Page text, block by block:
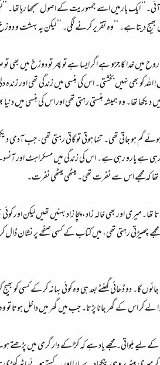
ایک بارمیں اسے جمہوریت کے اصول سمجھا رہا تھا۔
دیتا ہے۔ ‘‘وہ تقریر کرنے لگی۔ ’’ لیکن یہ بہشت و
روح میں خدا کا جزو ہے اگر ایسا ہے تو پھر تو دوزخ
کو بھی نہیں بخشتی۔ اس کی ہنسی میں زندگی تھی
وہ ہمیشہ ہنستی رہتی تھی اور اس کی ہنسی میں دنیا
ہو جاتی تھی۔ تنہا ہوتی تو گاتی رہتی تھی، جب آدمی
ہے یارو رہی ہے۔ اس کی زندگی میں مسکراہٹ اور
کہ مجھے اس سے نفرت تھی۔ میٹھی میٹھی نفرت۔
تھا۔ میری اور بھی خالہ زاد، چچا زاد بہنیں تھیں
رہتی تھی، میں کتاب کے کسی صفحے پر نشان ڈال کر
دو ڈھائی گھنٹے بعد ہی وہ کوئی بہانہ کر کے کسی کو
لے کر اس کے گھر جانا پڑتا۔ جب میں گھر میں داخل ہوتا تو
بلواتی۔ مجھے یاد ہے کہ کڑاکے دار گرمی میں پڑھتے